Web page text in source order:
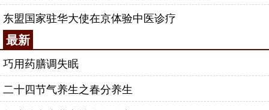
东盟国家驻华大使在京体验中医诊疗
最新
巧用药膳调失眠
二十四节气养生之春分养生